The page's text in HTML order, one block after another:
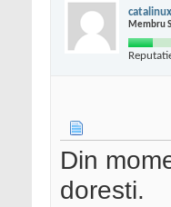
Membru
Din
doresti.